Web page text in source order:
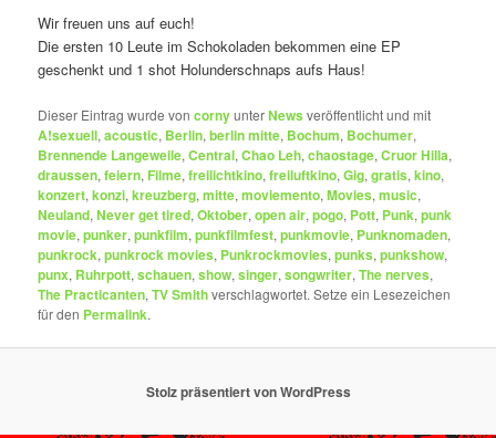
Wir freuen uns auf euch!
Die ersten 10 Leute im Schokoladen bekommen eine EP
geschenkt und 1 shot Holunderschnaps aufs Haus!
Dieser Eintrag wurde voncornyunterNews veröffentlicht und mit
A!sexuell,acoustic, Berlin,berlin mitte, Bochum, Bochumer,
Brennende Langeweile,Central,Chao Leh,chaostage,Cruor Hilla,
draussen,feiern, Filme,freilichtkino,freiluftkino,Gig,gratis,kino,
konzert,konzi,kreuzberg,mitte,moviemento,Movies,music,
Neuland,Never get tired,Oktober,open air,pogo, Pott, Punk,punk
movie,punker,punkfilm,punkfilmfest,punkmovie, Punknomaden,
punkrock,punkrock movies, Punkrockmovies,punks,punkshow,
punx, Ruhrpott,schauen,show,singer,songwriter,The nerves,
The Practicanten,TV Smithverschlagwortet. Setze ein Lesezeichen
für den Permalink.
Stolz präsentiert von WordPress